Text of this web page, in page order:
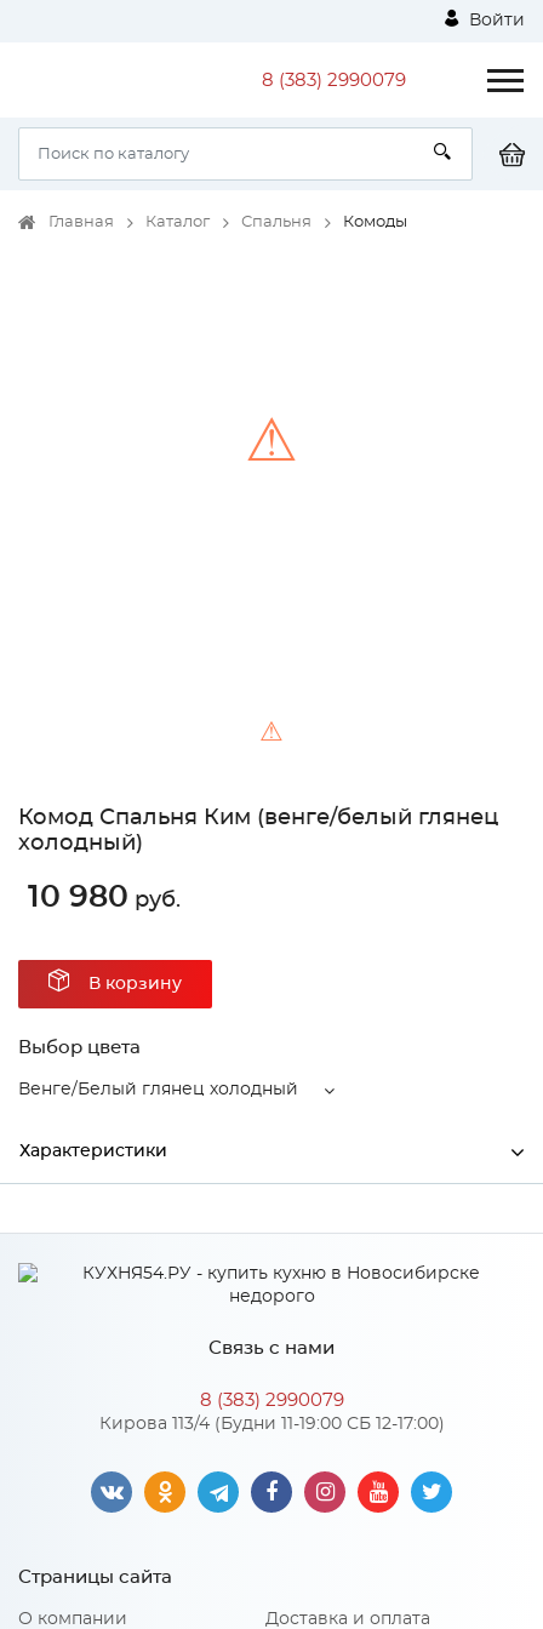
Войти
8 (383) 2990079
Главная Каталог Спальня Комоды
⚠
⚠
Комод Спальня Ким (венге/белый глянец
холодный)
10 980 руб.
В корзину
Выбор цвета
Венге/Белый глянец холодный
Характеристики
Венге/Белый глянец
холодный
ЛДСП
Материал 2: МДФ
Количество упаковок: 3
Связь с нами
8 (383) 2990079
Кирова 113/4 (Будни 11-19:00 СБ 12-17:00)
Страницы сайта
О компании Доставка и оплата